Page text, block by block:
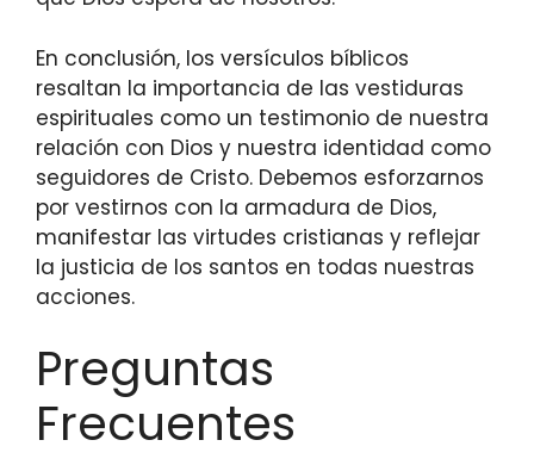
En conclusión, los versículos bíblicos
resaltan la importancia de las vestiduras
espirituales como un testimonio de nuestra
relación con Dios y nuestra identidad como
seguidores de Cristo. Debemos esforzarnos
por vestirnos con la armadura de Dios,
manifestar las virtudes cristianas y reflejar
la justicia de los santos en todas nuestras
acciones.
Preguntas
Frecuentes